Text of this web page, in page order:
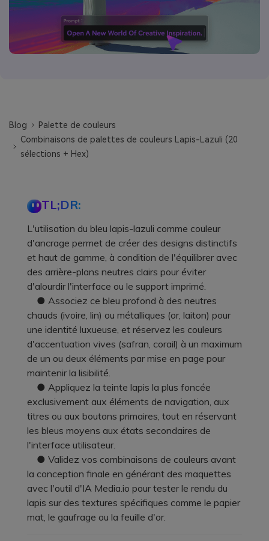
Blog
Palette de couleurs
Combinaisons de palettes de couleurs Lapis-Lazuli (20
sélections + Hex)
TL;DR:
L'utilisation du bleu lapis-lazuli comme couleur
d'ancrage permet de créer des designs distinctifs
et haut de gamme, à condition de l'équilibrer avec
des arrière-plans neutres clairs pour éviter
d'alourdir l'interface ou le support imprimé.
● Associez ce bleu profond à des neutres
chauds (ivoire, lin) ou métalliques (or, laiton) pour
une identité luxueuse, et réservez les couleurs
d'accentuation vives (safran, corail) à un maximum
de un ou deux éléments par mise en page pour
maintenir la lisibilité.
● Appliquez la teinte lapis la plus foncée
exclusivement aux éléments de navigation, aux
titres ou aux boutons primaires, tout en réservant
les bleus moyens aux états secondaires de
l'interface utilisateur.
● Validez vos combinaisons de couleurs avant
la conception finale en générant des maquettes
avec l'outil d'IA Media.io pour tester le rendu du
lapis sur des textures spécifiques comme le papier
mat, le gaufrage ou la feuille d'or.